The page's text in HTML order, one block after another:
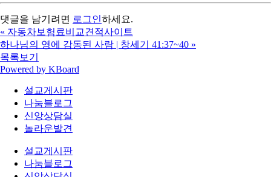
댓글을 남기려면 로그인하세요.
« 자동차보험료비교견적사이트
하나님의 영에 감동된 사람 | 창세기 41:37~40 »
목록보기
Powered by KBoard
설교게시판
나눔블로그
신앙상담실
놀라운발견
설교게시판
나눔블로그